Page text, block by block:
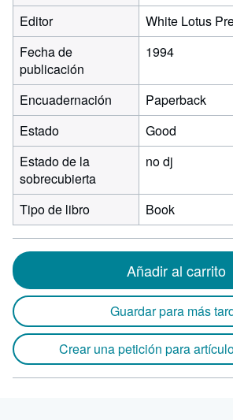
Editor
White Lotus
Fecha de
publicación
1994
Encuadernación
Paperback
Estado
Good
Estado de la
sobrecubierta
no dj
Tipo de libro Book
Añadir al carrito
Guardar para más
Crear una petición para